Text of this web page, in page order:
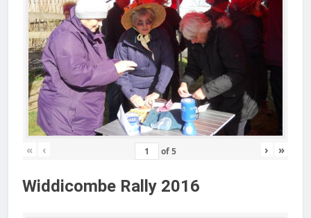
« ‹ of5 › »
Widdicombe Rally 2016